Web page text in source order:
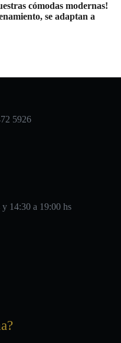
cómodas modernas!
se adaptan a
5926
14:30 a 19:00 hs